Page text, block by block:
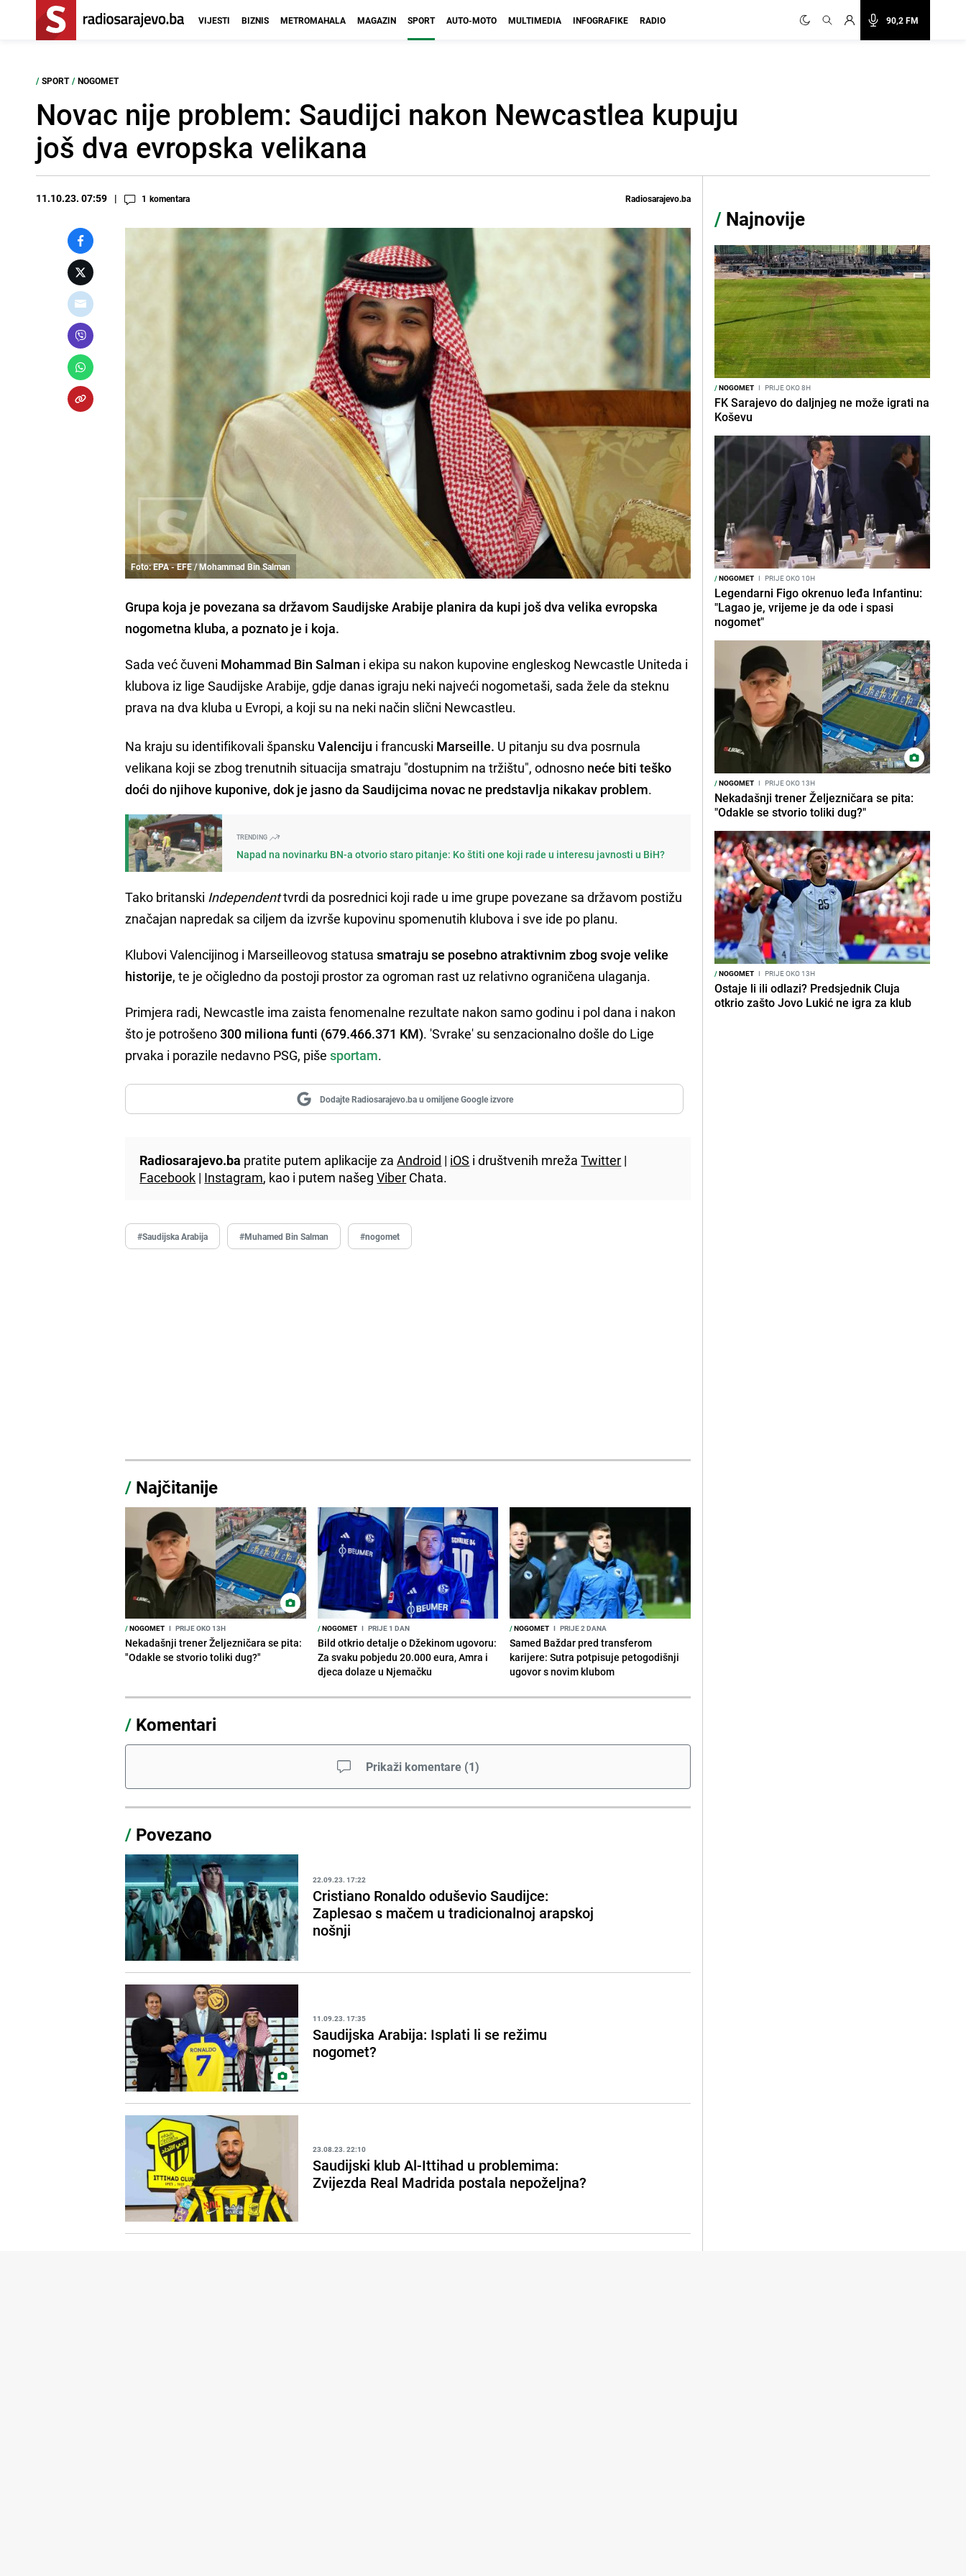
90,2 FM
VIJESTI BIZNIS METROMAHALA MAGAZIN SPORT AUTO-MOTO MULTIMEDIA INFOGRAFIKE RADIO
/ SPORT / NOGOMET
Novac nije problem: Saudijci nakon Newcastlea kupuju
još dva evropska velikana
11.10.23. 07:59 1 komentara Radiosarajevo.ba
Foto: EPA - EFE / Mohammad Bin Salman
Grupa koja je povezana sa državom Saudijske Arabije planira da kupi još dva velika evropska
nogometna kluba, a poznato je i koja.
Sada već čuveni Mohammad Bin Salman i ekipa su nakon kupovine engleskog Newcastle Uniteda i
klubova iz lige Saudijske Arabije, gdje danas igraju neki najveći nogometaši, sada žele da steknu
prava na dva kluba u Evropi, a koji su na neki način slični Newcastleu.
Na kraju su identifikovali španskuValenciju i francuski Marseille. U pitanju su dva posrnula
velikana koji se zbog trenutnih situacija smatraju "dostupnim na tržištu", odnosno neće biti teško
doći do njihove kuponive, dok je jasno da Saudijcima novac ne predstavlja nikakav problem.
TRENDING
Napad na novinarku BN-a otvorio staro pitanje: Ko štiti one koji rade u interesu javnosti u BiH?
Tako britanski Independenttvrdi da posrednici koji rade u ime grupe povezane sa državom postižu
značajan napredak sa ciljem da izvrše kupovinu spomenutih klubova i sve ide po planu.
Klubovi Valencijinog i Marseilleovog statusasmatraju se posebno atraktivnim zbog svoje velike
historije, te je očigledno da postoji prostor za ogroman rast uz relativno ograničena ulaganja.
Primjera radi, Newcastle ima zaista fenomenalne rezultate nakon samo godinu i pol dana i nakon
što je potrošeno300 miliona funti (679.466.371 KM). 'Svrake' su senzacionalno došle do Lige
prvaka i porazile nedavno PSG, pišesportam.
Dodajte Radiosarajevo.ba u omiljene Google izvore
Radiosarajevo.ba pratite putem aplikacije zaAndroid | iOS i društvenih mrežaTwitter |
Facebook | Instagram, kao i putem našegViber Chata.
#Saudijska Arabija #Muhamed Bin Salman #nogomet
/ Najčitanije
/NOGOMET I PRIJE OKO 13H
Nekadašnji trener Željezničara se pita:
"Odakle se stvorio toliki dug?"
/NOGOMET I PRIJE 1 DAN
Bild otkrio detalje o Džekinom ugovoru:
Za svaku pobjedu 20.000 eura, Amra i
djeca dolaze u Njemačku
/NOGOMET I PRIJE 2 DANA
Samed Baždar pred transferom
karijere: Sutra potpisuje petogodišnji
ugovor s novim klubom
/ Komentari
Prikaži komentare (1)
/ Povezano
22.09.23. 17:22
Cristiano Ronaldo oduševio Saudijce:
Zaplesao s mačem u tradicionalnoj arapskoj
nošnji
11.09.23. 17:35
Saudijska Arabija: Isplati li se režimu
nogomet?
23.08.23. 22:10
Saudijski klub Al-Ittihad u problemima:
Zvijezda Real Madrida postala nepoželjna?
/ Najnovije
/NOGOMET I PRIJE OKO 8H
FK Sarajevo do daljnjeg ne može igrati na
Koševu
/NOGOMET I PRIJE OKO 10H
Legendarni Figo okrenuo leđa Infantinu:
"Lagao je, vrijeme je da ode i spasi
nogomet"
/NOGOMET I PRIJE OKO 13H
Nekadašnji trener Željezničara se pita:
"Odakle se stvorio toliki dug?"
/NOGOMET I PRIJE OKO 13H
Ostaje li ili odlazi? Predsjednik Cluja
otkrio zašto Jovo Lukić ne igra za klub